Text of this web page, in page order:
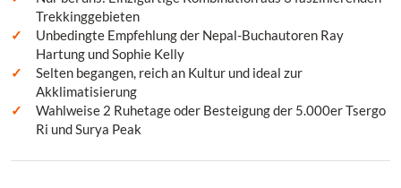
Trekkinggebieten
Unbedingte Empfehlung der Nepal-Buchautoren Ray
Hartung und Sophie Kelly
Selten begangen, reich an Kultur und ideal zur
Akklimatisierung
Wahlweise 2 Ruhetage oder Besteigung der 5.000er Tsergo
Ri und Surya Peak